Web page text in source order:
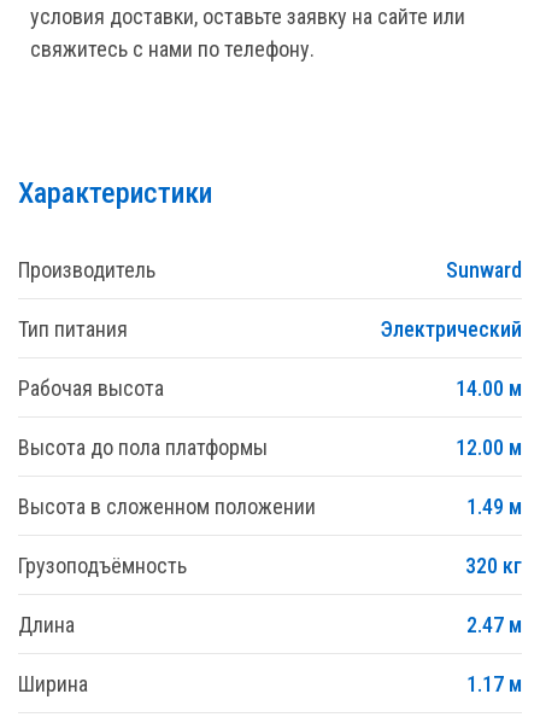
условия доставки, оставьте заявку на сайте или
свяжитесь с нами по телефону.
Характеристики
Производитель Sunward
Тип питания Электрический
Рабочая высота 14.00 м
Высота до пола платформы 12.00 м
Высота в сложенном положении 1.49 м
Грузоподъёмность 320 кг
Длина 2.47 м
Ширина 1.17 м